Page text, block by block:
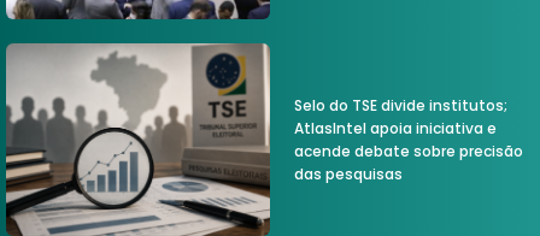
Selo do TSE divide institutos;
AtlasIntel apoia iniciativa e
acende debate sobre precisão
das pesquisas